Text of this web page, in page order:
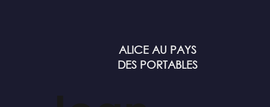
ALICE AU PAYS
DES PORTABLES